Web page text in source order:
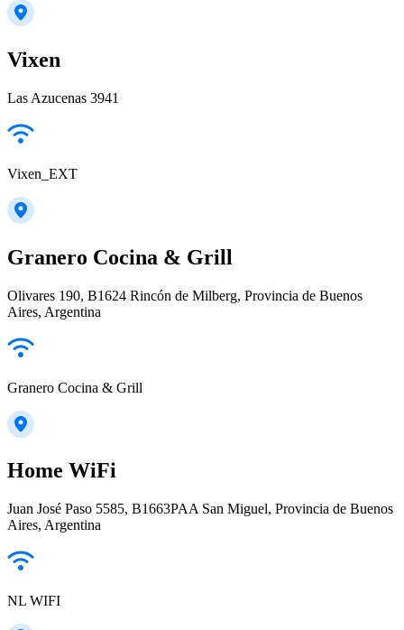
Vixen
Las Azucenas 3941
Vixen_EXT
Granero Cocina & Grill
Olivares 190, B1624 Rincón de Milberg, Provincia de Buenos
Aires, Argentina
Granero Cocina & Grill
Home WiFi
Juan José Paso 5585, B1663PAA San Miguel, Provincia de Buenos
Aires, Argentina
NL WIFI